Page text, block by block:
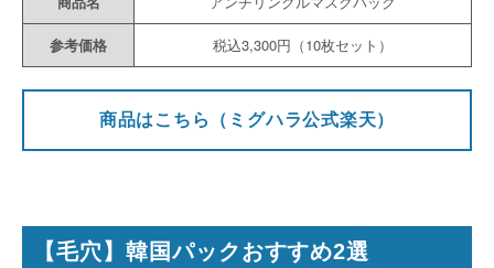
参考価格 税込3,300円（10枚セット）
商品はこちら（ミグハラ公式楽天）
【毛穴】韓国パックおすすめ2選